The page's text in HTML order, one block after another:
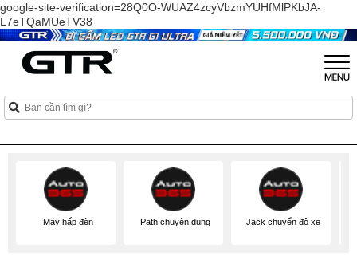
google-site-verification=28Q0O-WUAZ4zcyVbzmYUHfMlPKbJA-
L7eTQaMUeTV38
Máy hấp đèn Path chuyên dụng Jack chuyển độ xe